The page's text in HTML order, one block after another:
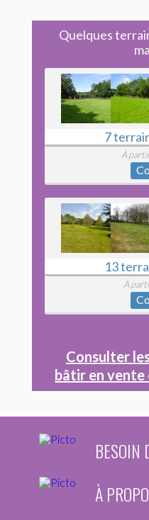
Quelques
7
À
13
À
Consulter
bâtir en vente
BESOIN
À